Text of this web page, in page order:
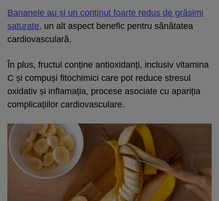
Bananele au și un conținut foarte redus de grăsimi
saturate, un alt aspect benefic pentru sănătatea
cardiovasculară.
În plus, fructul conține antioxidanți, inclusiv vitamina
C și compuși fitochimici care pot reduce stresul
oxidativ și inflamația, procese asociate cu apariția
complicațiilor cardiovasculare.